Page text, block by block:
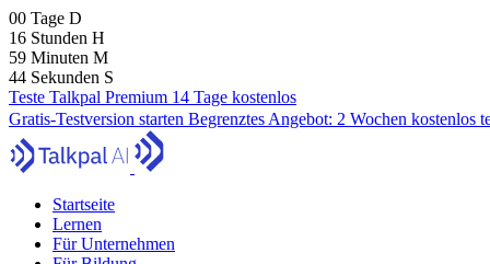
00 Tage D
16 Stunden H
59 Minuten M
43 Sekunden S
Teste Talkpal Premium 14 Tage kostenlos
Gratis-Testversion starten Begrenztes Angebot: 2 Wochen kostenlos
Startseite
Lernen
Für Unternehmen